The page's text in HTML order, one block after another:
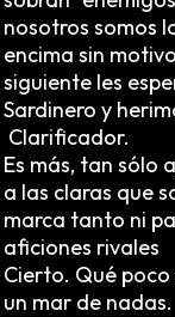
nosotros somos
encima sin
siguiente les
Sardinero y
Clarificador.
Es más, tan sólo
a las claras que
marca tanto ni
aficiones rivales
Cierto. Qué poco
un mar de nadas.